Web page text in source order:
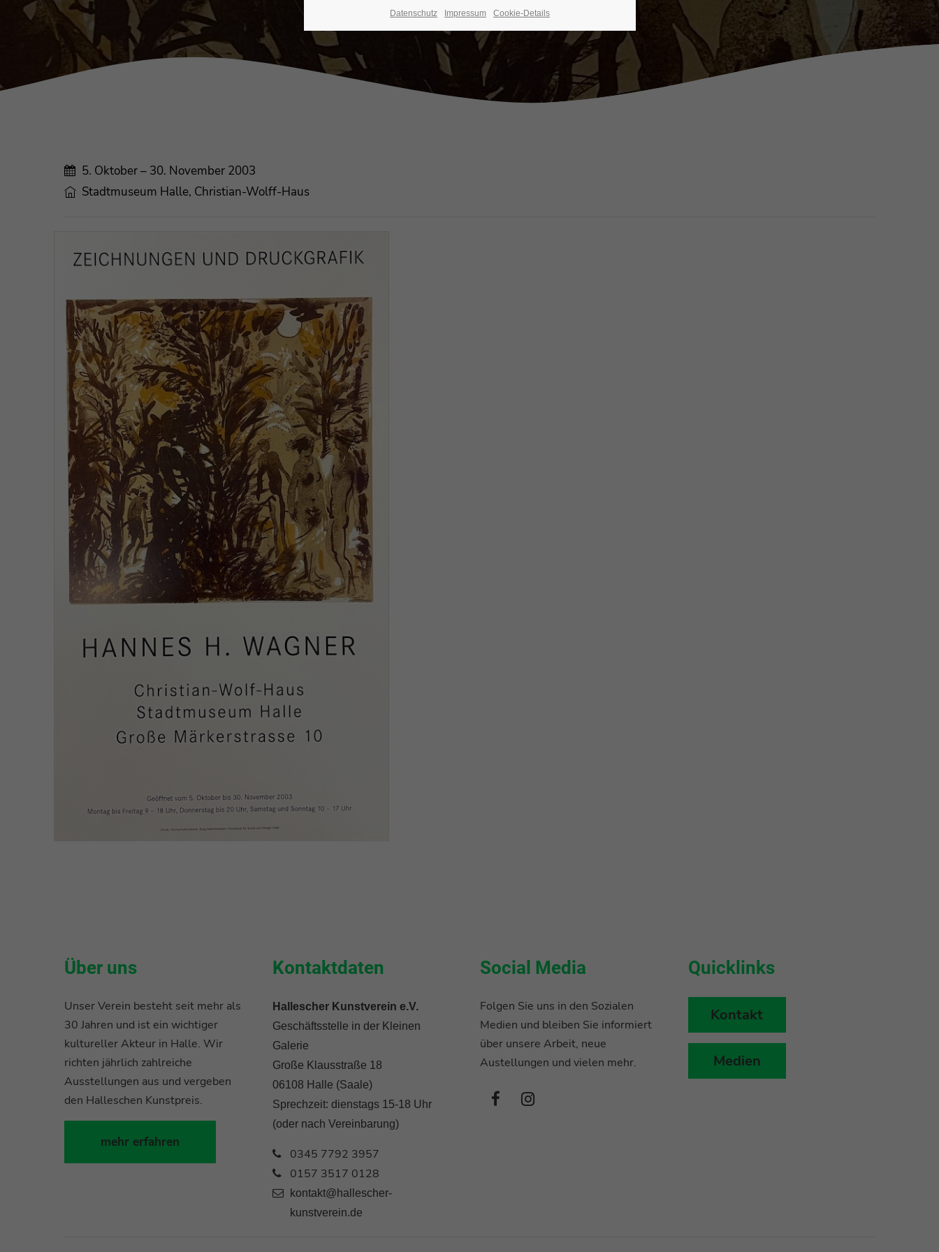
5. Oktober – 30. November 2003
Stadtmuseum Halle, Christian-Wolff-Haus
Über uns
Unser Verein besteht seit mehr als
30 Jahren und ist ein wichtiger
kultureller Akteur in Halle. Wir
richten jährlich zahlreiche
Ausstellungen aus und vergeben
den Halleschen Kunstpreis.
mehr erfahren
Kontaktdaten
Hallescher Kunstverein e.V.
Geschäftsstelle in der Kleinen
Galerie
Große Klausstraße 18
06108 Halle (Saale)
Sprechzeit: dienstags 15-18 Uhr
(oder nach Vereinbarung)
0345 7792 3957
0157 3517 0128
kontakt@hallescher-
kunstverein.de
Social Media
Folgen Sie uns in den Sozialen
Medien und bleiben Sie informiert
über unsere Arbeit, neue
Austellungen und vielen mehr.
Quicklinks
Kontakt
Medien
Datenschutz Impressum Cookie-Details